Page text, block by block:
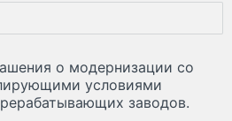
о модернизации со
условиями
заводов.